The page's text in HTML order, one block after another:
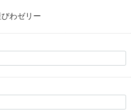
わゼリー